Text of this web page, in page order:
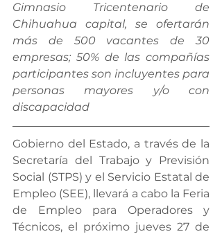
Gimnasio Tricentenario de
Chihuahua capital, se ofertarán
más de 500 vacantes de 30
empresas; 50% de las compañías
participantes son incluyentes para
personas mayores y/o con
discapacidad
Gobierno del Estado, a través de la
Secretaría del Trabajo y Previsión
Social (STPS) y el Servicio Estatal de
Empleo (SEE), llevará a cabo la Feria
de Empleo para Operadores y
Técnicos, el próximo jueves 27 de